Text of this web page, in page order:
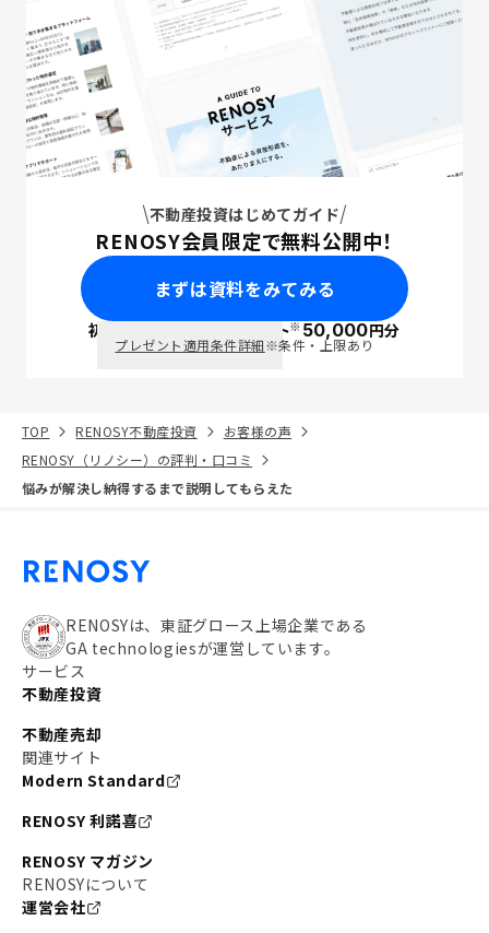
不動産投資はじめてガイド
RENOSY会員限定で無料公開中！
まずは資料をみてみる
初回面談で ポイント※50,000円分
プレゼント適用条件詳細※条件・上限あり
TOP RENOSY不動産投資
お客様の声
RENOSY（リノシー）の評判・口コミ
悩みが解決し納得するまで説明してもらえた
RENOSYは、東証グロース上場企業である
GA technologiesが運営しています。
サービス
不動産投資
不動産売却
関連サイト
Modern Standard
RENOSY 利諾喜
RENOSY マガジン
RENOSYについて
運営会社